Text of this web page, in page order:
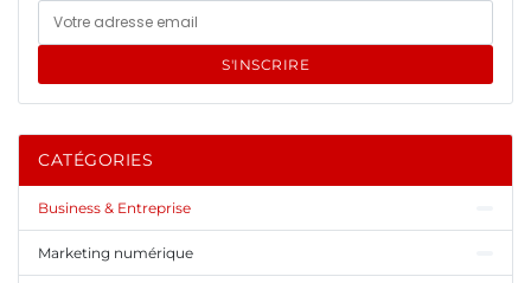
S'INSCRIRE
CATÉGORIES
Business & Entreprise
Marketing numérique